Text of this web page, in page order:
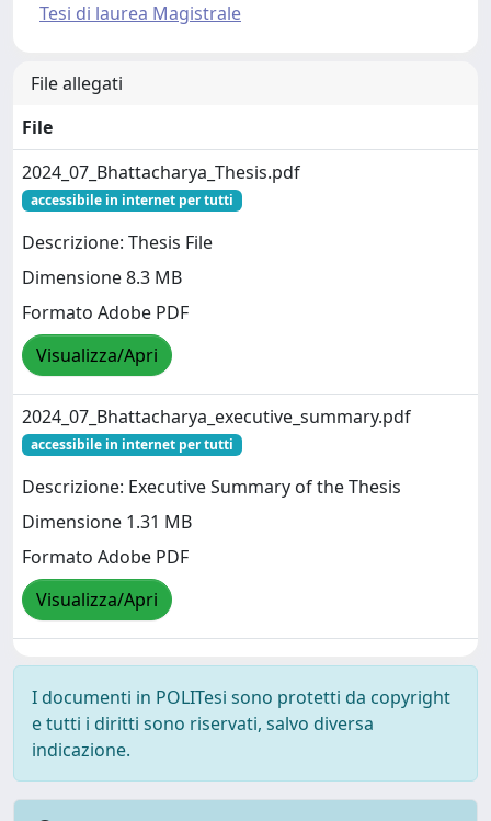
Tesi di laurea Magistrale
File allegati
File
2024_07_Bhattacharya_Thesis.pdf
accessibile in internet per tutti
Descrizione: Thesis File
Dimensione 8.3 MB
Formato Adobe PDF
Visualizza/Apri
2024_07_Bhattacharya_executive_summary.pdf
accessibile in internet per tutti
Descrizione: Executive Summary of the Thesis
Dimensione 1.31 MB
Formato Adobe PDF
Visualizza/Apri
I documenti in POLITesi sono protetti da copyright
e tutti i diritti sono riservati, salvo diversa
indicazione.